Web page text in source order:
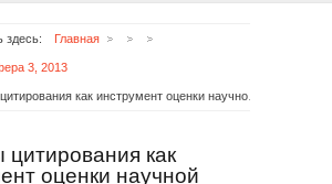
здесь: Главная
3, 2013
цитирования как
оценки научной